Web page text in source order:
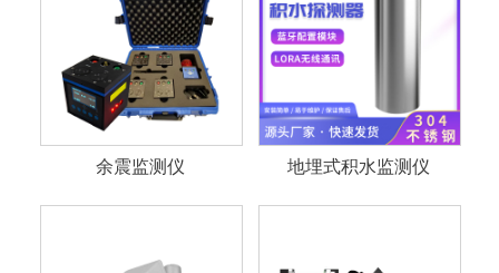
余震监测仪 地埋式积水监测仪